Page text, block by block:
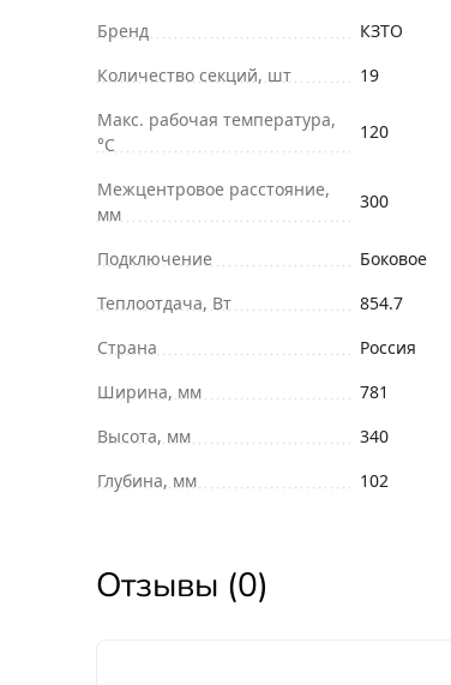
Бренд
КЗТО
Количество секций, шт
19
Макс. рабочая температура,
°С
120
Межцентровое расстояние,
мм
300
Подключение
Боковое
Теплоотдача, Вт
854.7
Страна
Россия
Ширина, мм
781
Высота, мм
340
Глубина, мм
102
Отзывы (0)